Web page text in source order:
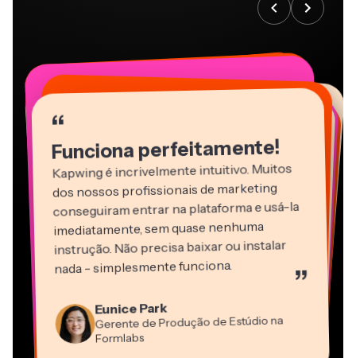
“
Funciona perfeitamente!
Kapwing é incrivelmente intuitivo. Muitos
dos nossos profissionais de marketing
conseguiram entrar na plataforma e usá-la
imediatamente, sem quase nenhuma
instrução. Não precisa baixar ou instalar
nada - simplesmente funciona. ”
Eunice Park
Gerente de Produção de Estúdio na
Formlabs
“
Vannesia Darby
“
Grant Taleck
Panos Papagapiou
Sócio-Diretor na EPATHLON
“
Kerry-lee Farla
Gracie Peng
Diretor de Conteúdo
“
Martin James
Heidi Rae
Educação
“
Natasha Ball
Consultor
“
Mitch Rawlings
“
Dina Segovia
Freelancer Virtual